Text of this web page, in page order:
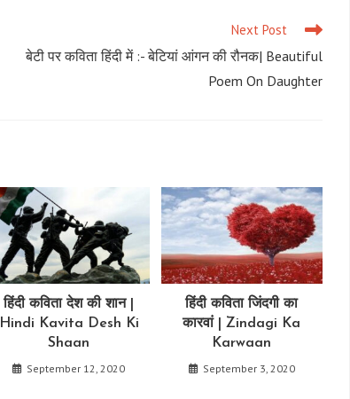
Next Post
बेटी पर कविता हिंदी में :- बेटियां आंगन की रौनक| Beautiful
Poem On Daughter
हिंदी कविता देश की शान |
Hindi Kavita Desh Ki
Shaan
September 12, 2020
हिंदी कविता जिंदगी का
कारवां | Zindagi Ka
Karwaan
September 3, 2020